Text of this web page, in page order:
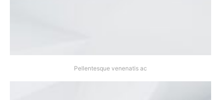
Pellentesque venenatis ac